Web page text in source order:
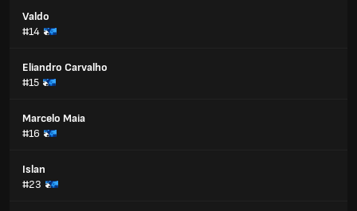
Valdo
#14
Eliandro Carvalho
#15
Marcelo Maia
#16
Islan
#23